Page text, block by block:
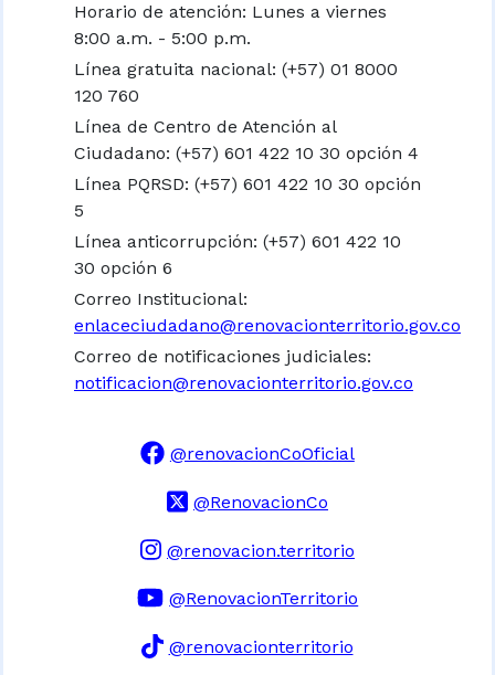
Horario de atención: Lunes a viernes
8:00 a.m. - 5:00 p.m.
Línea gratuita nacional: (+57) 01 8000
120 760
Línea de Centro de Atención al
Ciudadano: (+57) 601 422 10 30 opción 4
Línea PQRSD: (+57) 601 422 10 30 opción
5
Línea anticorrupción: (+57) 601 422 10
30 opción 6
Correo Institucional:
enlaceciudadano@renovacionterritorio.gov.co
Correo de notificaciones judiciales:
notificacion@renovacionterritorio.gov.co
@renovacionCoOficial
@RenovacionCo
@renovacion.territorio
@RenovacionTerritorio
@renovacionterritorio